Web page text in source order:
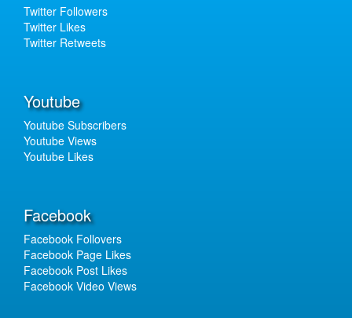
Twitter Followers
Twitter Likes
Twitter Retweets
Youtube
Youtube Subscribers
Youtube Views
Youtube Likes
Facebook
Facebook Follovers
Facebook Page Likes
Facebook Post Likes
Facebook Video Views